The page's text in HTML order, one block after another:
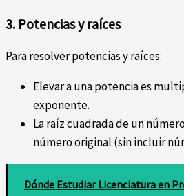
3. Potencias y raíces
Para resolver potencias y raíces:
Elevar a una potencia es
exponente.
La raíz cuadrada de un
número original (sin incluir
Dónde Estudiar Licenciatura en